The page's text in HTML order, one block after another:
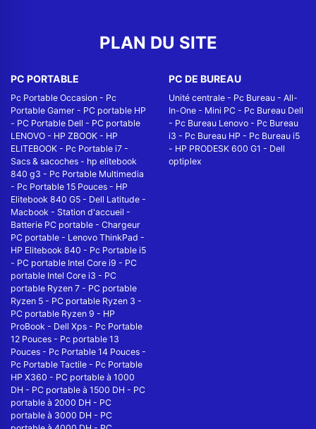
PLAN DU SITE
PC PORTABLE
Pc Portable Occasion - Pc
Portable Gamer - PC portable HP
- PC Portable Dell - PC portable
LENOVO - HP ZBOOK - HP
ELITEBOOK - Pc Portable i7 -
Sacs & sacoches - hp elitebook
840 g3 - Pc Portable Multimedia
- Pc Portable 15 Pouces - HP
Elitebook 840 G5 - Dell Latitude -
Macbook - Station d'accueil -
Batterie PC portable - Chargeur
PC portable - Lenovo ThinkPad -
HP Elitebook 840 - Pc Portable i5
- PC portable Intel Core i9 - PC
portable Intel Core i3 - PC
portable Ryzen 7 - PC portable
Ryzen 5 - PC portable Ryzen 3 -
PC portable Ryzen 9 - HP
ProBook - Dell Xps - Pc Portable
12 Pouces - Pc portable 13
Pouces - Pc Portable 14 Pouces -
Pc Portable Tactile - Pc Portable
HP X360 - PC portable à 1000
DH - PC portable à 1500 DH - PC
portable à 2000 DH - PC
portable à 3000 DH - PC
PC DE BUREAU
Unité centrale - Pc Bureau - All-
In-One - Mini PC - Pc Bureau Dell
- Pc Bureau Lenovo - Pc Bureau
i3 - Pc Bureau HP - Pc Bureau i5
- HP PRODESK 600 G1 - Dell
optiplex